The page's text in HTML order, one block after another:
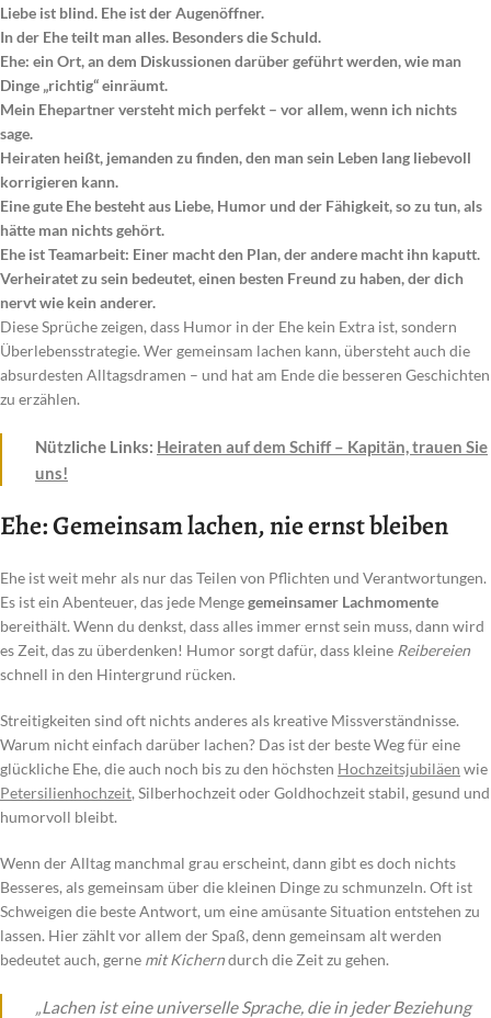
Liebe ist blind. Ehe ist der Augenöffner.
In der Ehe teilt man alles. Besonders die Schuld.
Ehe: ein Ort, an dem Diskussionen darüber geführt werden, wie man
Dinge „richtig“ einräumt.
Mein Ehepartner versteht mich perfekt – vor allem, wenn ich nichts
sage.
Heiraten heißt, jemanden zu finden, den man sein Leben lang liebevoll
korrigieren kann.
Eine gute Ehe besteht aus Liebe, Humor und der Fähigkeit, so zu tun, als
hätte man nichts gehört.
Ehe ist Teamarbeit: Einer macht den Plan, der andere macht ihn kaputt.
Verheiratet zu sein bedeutet, einen besten Freund zu haben, der dich
nervt wie kein anderer.
Diese Sprüche zeigen, dass Humor in der Ehe kein Extra ist, sondern
Überlebensstrategie. Wer gemeinsam lachen kann, übersteht auch die
absurdesten Alltagsdramen – und hat am Ende die besseren Geschichten
zu erzählen.
Nützliche Links: Heiraten auf dem Schiff – Kapitän, trauen Sie
uns!
Ehe: Gemeinsam lachen, nie ernst bleiben
Ehe ist weit mehr als nur das Teilen von Pflichten und Verantwortungen.
Es ist ein Abenteuer, das jede Mengegemeinsamer Lachmomente
bereithält. Wenn du denkst, dass alles immer ernst sein muss, dann wird
es Zeit, das zu überdenken! Humor sorgt dafür, dass kleine Reibereien
schnell in den Hintergrund rücken.
Streitigkeiten sind oft nichts anderes als kreative Missverständnisse.
Warum nicht einfach darüber lachen? Das ist der beste Weg für eine
glückliche Ehe, die auch noch bis zu den höchsten Hochzeitsjubiläen wie
Petersilienhochzeit, Silberhochzeit oder Goldhochzeit stabil, gesund und
humorvoll bleibt.
Wenn der Alltag manchmal grau erscheint, dann gibt es doch nichts
Besseres, als gemeinsam über die kleinen Dinge zu schmunzeln. Oft ist
Schweigen die beste Antwort, um eine amüsante Situation entstehen zu
lassen. Hier zählt vor allem der Spaß, denn gemeinsam alt werden
bedeutet auch, gerne mit Kicherndurch die Zeit zu gehen.
„Lachen ist eine universelle Sprache, die in jeder Beziehung